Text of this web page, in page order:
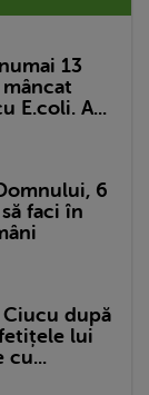
13
E.coli. A...
6
faci în
după
lui
cu...